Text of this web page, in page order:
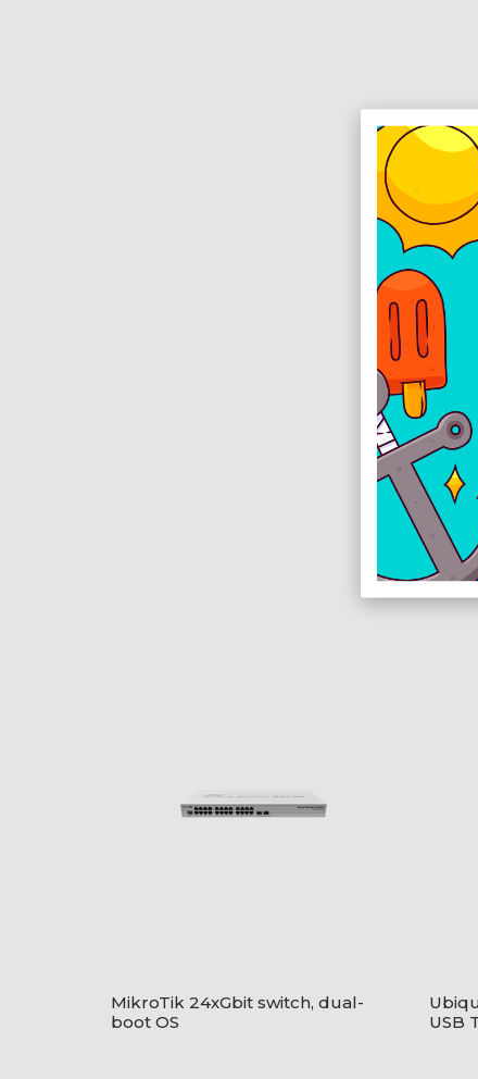
MikroTik 24xGbit switch, dual-
boot OS
USB